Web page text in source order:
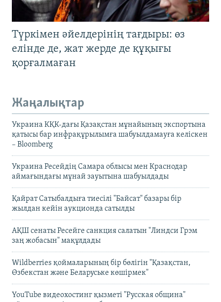
Түркімен әйелдерінің тағдыры: өз
елінде де, жат жерде де құқығы
қорғалмаған
Жаңалықтар
Украина КҚК-дағы Қазақстан мұнайының экспортына
қатысы бар инфрақұрылымға шабуылдамауға келіскен
– Bloomberg
Украина Ресейдің Самара облысы мен Краснодар
аймағындағы мұнай зауытына шабуылдады
Қайрат Сатыбалдыға тиесілі "Байсат" базары бір
жылдан кейін аукционда сатылды
АҚШ сенаты Ресейге санкция салатын "Линдси Грэм
заң жобасын" мақұлдады
Wildberries қоймаларының бір бөлігін "Қазақстан,
Өзбекстан және Беларуське көшірмек"
YouTube видеохостинг қызметі "Русская община"